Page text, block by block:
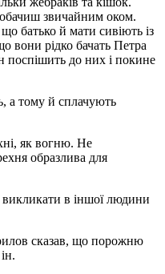
звичайним оком.
батько й мати сивіють із
вони рідко бачать Петра
поспішить до них і покине
а тому й сплачують
як вогню. Не
образлива для
в іншої людини
сказав, що порожню